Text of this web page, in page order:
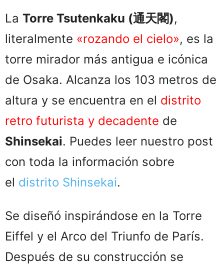
La Torre Tsutenkaku (通天閣),
literalmente «rozando el cielo», es la
torre mirador más antigua e icónica
de Osaka. Alcanza los 103 metros de
altura y se encuentra en el distrito
retro futurista y decadente de
Shinsekai. Puedes leer nuestro post
con toda la información sobre
el distrito Shinsekai.
Se diseñó inspirándose en la Torre
Eiffel y el Arco del Triunfo de París.
Después de su construcción se